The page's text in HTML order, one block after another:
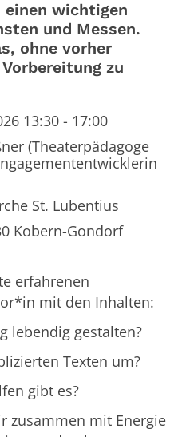
wichtigen
und Messen.
ohne vorher
zu
13:30 - 17:00
(Theaterpädagoge
St. Lubentius
Kobern-Gondorf
erfahrenen
mit den Inhalten:
lebendig gestalten?
Texten um?
gibt es?
zusammen mit Energie